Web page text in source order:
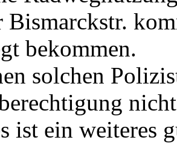
Bismarckstr.
bekommen.
solchen
ist ein weiteres